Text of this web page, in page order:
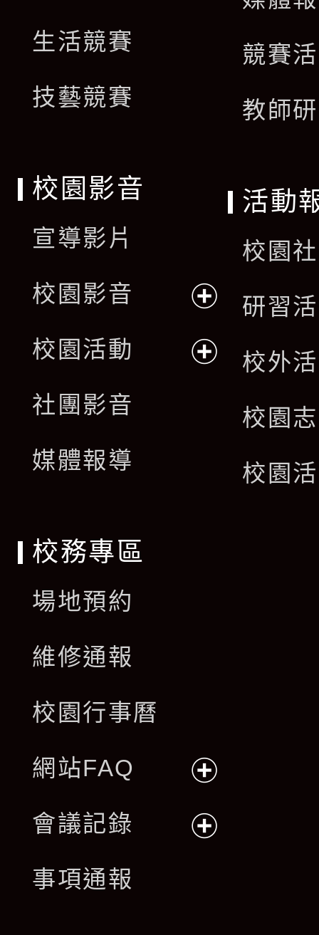
生活競賽
技藝競賽
競賽
教師
校園影音
宣導影片
校園影音
開
校園活動
社團影音
媒體報導
活動
校園
研習
校外
校園
校園
校務專區
場地預約
維修通報
校園行事曆
網站FAQ
開
會議記錄
事項通報